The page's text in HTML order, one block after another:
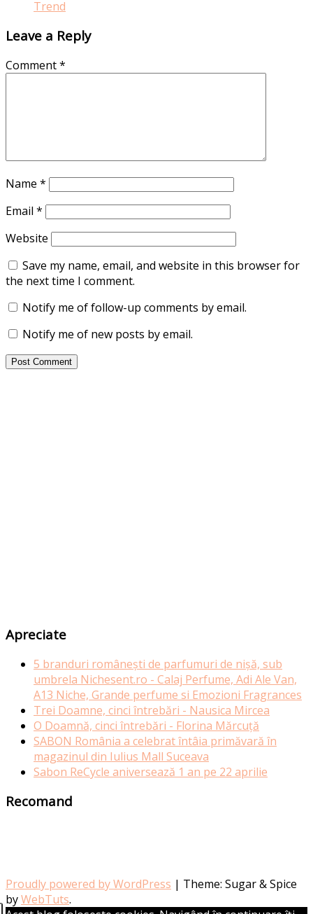
Trend
Leave a Reply
Comment*
Name *
Email *
Website
Save my name, email, and website in this browser for
the next time I comment.
Notify me of follow-up comments by email.
Notify me of new posts by email.
Apreciate
5 branduri românești de parfumuri de nișă, sub
umbrela Nichesent.ro - Calaj Perfume, Adi Ale Van,
A13 Niche, Grande perfume si Emozioni Fragrances
Trei Doamne, cinci întrebări - Nausica Mircea
O Doamnă, cinci întrebări - Florina Mărcuță
SABON România a celebrat întâia primăvară în
magazinul din Iulius Mall Suceava
Sabon ReCycle aniversează 1 an pe 22 aprilie
Recomand
Proudly powered by WordPress | Theme: Sugar & Spice
byWebTuts.